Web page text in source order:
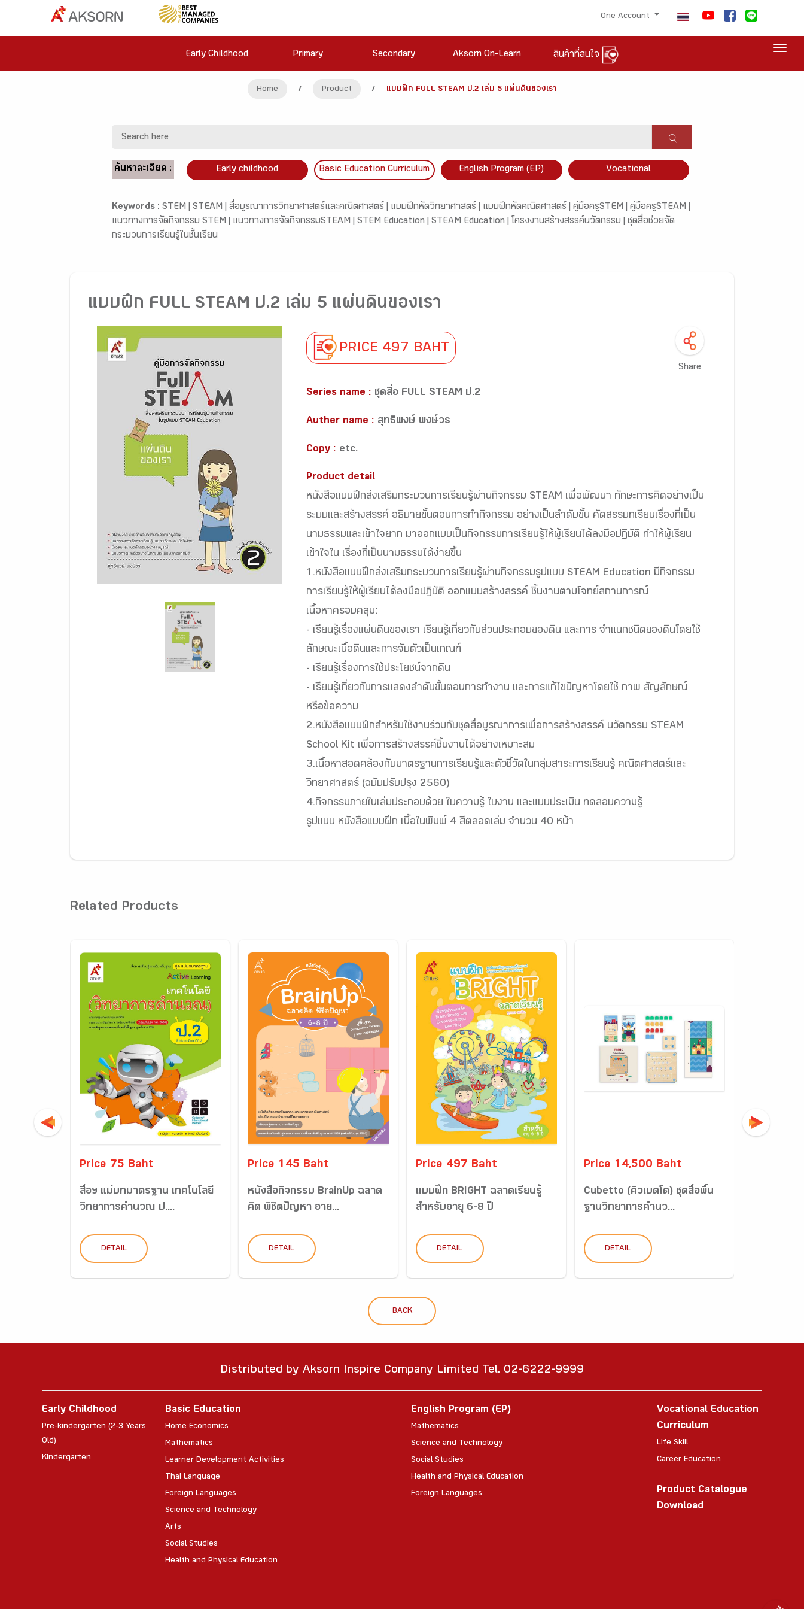
One Account
Early Childhood Primary Secondary Aksorn On-Learn สินค้าที่สนใจ
Home / Product / แบบฝึก FULL STEAM ป.2 เล่ม 5 แผ่นดินของเรา
ค้นหาละเอียด : Early childhood Basic Education Curriculum English Program (EP) Vocational
Keywords : STEM | STEAM | สื่อบูรณาการวิทยาศาสตร์และคณิตศาสตร์ | แบบฝึกหัดวิทยาศาสตร์ | แบบฝึกหัดคณิตศาสตร์ | คู่มือครูSTEM | คู่มือครูSTEAM |
แนวทางการจัดกิจกรรม STEM | แนวทางการจัดกิจกรรมSTEAM | STEM Education | STEAM Education | โครงงานสร้างสรรค์นวัตกรรม | ชุดสื่อช่วยจัด
กระบวนการเรียนรู้ในชั้นเรียน
แบบฝึก FULL STEAM ป.2 เล่ม 5 แผ่นดินของเรา
PRICE 497 BAHT
Share
Series name : ชุดสื่อ FULL STEAM ป.2
Auther name : สุทธิพงษ์ พงษ์วร
Copy : etc.
Product detail
หนังสือแบบฝึกส่งเสริมกระบวนการเรียนรู้ผ่านกิจกรรม STEAM เพื่อพัฒนา ทักษะการคิดอย่างเป็น
ระบบและสร้างสรรค์ อธิบายขั้นตอนการทำกิจกรรม อย่างเป็นลำดับขั้น คัดสรรบทเรียนเรื่องที่เป็น
นามธรรมและเข้าใจยาก มาออกแบบเป็นกิจกรรมการเรียนรู้ให้ผู้เรียนได้ลงมือปฏิบัติ ทำให้ผู้เรียน
เข้าใจใน เรื่องที่เป็นนามธรรมได้ง่ายขึ้น
1.หนังสือแบบฝึกส่งเสริมกระบวนการเรียนรู้ผ่านกิจกรรมรูปแบบ STEAM Education มีกิจกรรม
การเรียนรู้ให้ผู้เรียนได้ลงมือปฏิบัติ ออกแบบสร้างสรรค์ ชิ้นงานตามโจทย์สถานการณ์
เนื้อหาครอบคลุม:
- เรียนรู้เรื่องแผ่นดินของเรา เรียนรู้เกี่ยวกับส่วนประกอบของดิน และการ จำแนกชนิดของดินโดยใช้
ลักษณะเนื้อดินและการจับตัวเป็นเกณฑ์
- เรียนรู้เรื่องการใช้ประโยชน์จากดิน
- เรียนรู้เกี่ยวกับการแสดงลำดับขั้นตอนการทำงาน และการแก้ไขปัญหาโดยใช้ ภาพ สัญลักษณ์
หรือข้อความ
2.หนังสือแบบฝึกสำหรับใช้งานร่วมกับชุดสื่อบูรณาการเพื่อการสร้างสรรค์ นวัตกรรม STEAM
School Kit เพื่อการสร้างสรรค์ชิ้นงานได้อย่างเหมาะสม
3.เนื้อหาสอดคล้องกับมาตรฐานการเรียนรู้และตัวชี้วัดในกลุ่มสาระการเรียนรู้ คณิตศาสตร์และ
วิทยาศาสตร์ (ฉบับปรับปรุง 2560)
4.กิจกรรมภายในเล่มประกอบด้วย ใบความรู้ ใบงาน และแบบประเมิน ทดสอบความรู้
รูปแบบ หนังสือแบบฝึก เนื้อในพิมพ์ 4 สีตลอดเล่ม จำนวน 40 หน้า
Related Products
Price 75 Baht
สื่อฯ แม่บทมาตรฐาน เทคโนโลยี
วิทยาการคำนวณ ป....
DETAIL
Price 145 Baht
หนังสือกิจกรรม BrainUp ฉลาด
คิด พิชิตปัญหา อาย...
DETAIL
Price 497 Baht
แบบฝึก BRIGHT ฉลาดเรียนรู้
สำหรับอายุ 6-8 ปี
DETAIL
Price 14,500 Baht
Cubetto (คิวเบตโต) ชุดสื่อพื้น
ฐานวิทยาการคำนว...
DETAIL
BACK
Distributed by Aksorn Inspire Company Limited Tel. 02-6222-9999
Early Childhood
Pre-kindergarten (2-3 Years
Old)
Kindergarten
Basic Education
Home Economics
Mathematics
Learner Development Activities
Thai Language
Foreign Languages
Science and Technology
Arts
Social Studies
Health and Physical Education
English Program (EP)
Mathematics
Science and Technology
Social Studies
Health and Physical Education
Foreign Languages
Vocational Education
Curriculum
Life Skill
Career Education
Product Catalogue
Download